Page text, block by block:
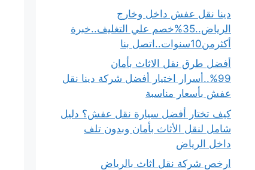
دينا نقل عفش داخل وخارج
الرياض..35%خصم علي التغليف..خبرة
أكثرمن10سنوات..اتصل بنا
أفضل طرق نقل الاثاث بأمان
99%..أسرار اختيار أفضل شركة دينا نقل
عفش بأسعار مناسبة
كيف تختار أفضل سيارة نقل عفش؟ دليل
شامل لنقل الأثاث بأمان وبدون تلف
داخل الرياض
ارخص شركة نقل اثاث بالرياض